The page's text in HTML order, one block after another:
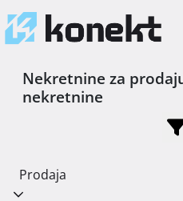
Nekretnine za
nekretnine
Prodaja